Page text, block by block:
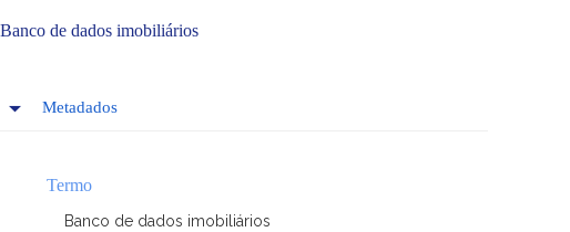
Banco de dados imobiliários
Metadados
Termo
Banco de dados imobiliários